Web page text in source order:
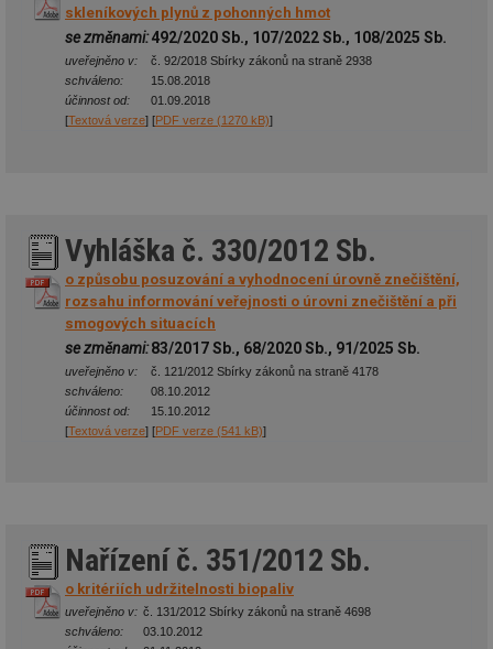
skleníkových plynů z pohonných hmot
se změnami:492/2020 Sb., 107/2022 Sb., 108/2025 Sb.
uveřejněno v:
č. 92/2018 Sbírky zákonů na straně 2938
schváleno:
15.08.2018
účinnost od:
01.09.2018
[Textová verze] [PDF verze (1270 kB)]
Vyhláška č. 330/2012 Sb.
o způsobu posuzování a vyhodnocení úrovně znečištění,
rozsahu informování veřejnosti o úrovni znečištění a při
smogových situacích
se změnami:83/2017 Sb., 68/2020 Sb., 91/2025 Sb.
uveřejněno v:
č. 121/2012 Sbírky zákonů na straně 4178
schváleno:
08.10.2012
účinnost od:
15.10.2012
[Textová verze] [PDF verze (541 kB)]
Nařízení č. 351/2012 Sb.
o kritériích udržitelnosti biopaliv
uveřejněno v: č. 131/2012 Sbírky zákonů na straně 4698
schváleno:
03.10.2012